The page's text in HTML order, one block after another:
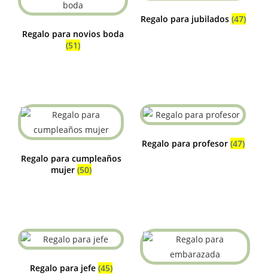
Regalo para novios boda
(51)
Regalo para jubilados (47)
Regalo para cumpleaños
mujer (50)
Regalo para profesor (47)
Regalo para jefe (45)